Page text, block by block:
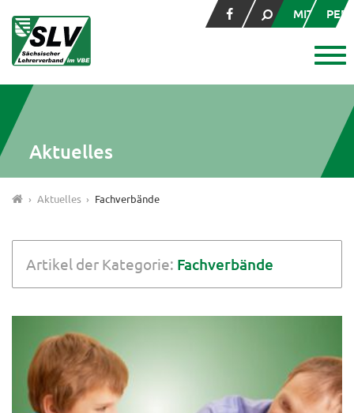
MITGLIED
Aktuelles
Aktuelles Fachverbände
Artikel der Kategorie: Fachverbände